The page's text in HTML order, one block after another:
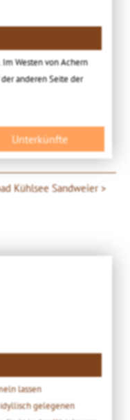
Westen von Achern
anderen Seite der
Unterkünfte
Kühlsee Sandweier
lassen
gelegenen